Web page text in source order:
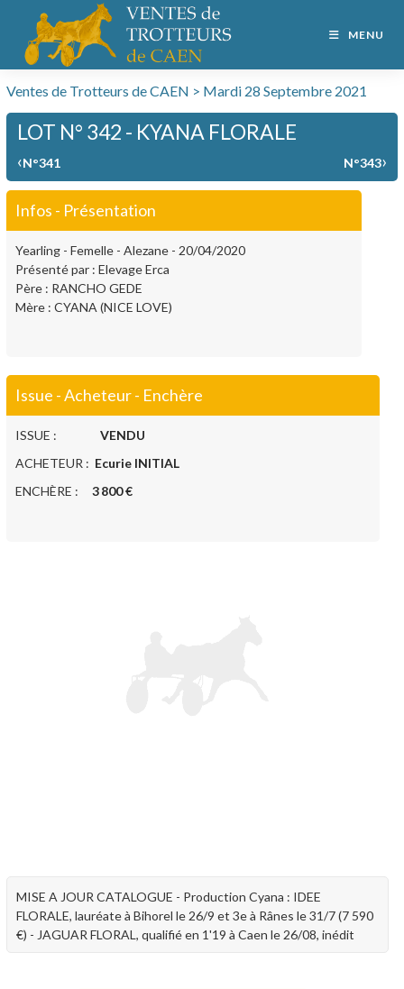
MENU
Ventes de Trotteurs de CAEN > Mardi 28 Septembre 2021
LOT N° 342 - KYANA FLORALE
‹N°341 N°343›
Infos - Présentation
Yearling - Femelle - Alezane - 20/04/2020
Présenté par : Elevage Erca
Père : RANCHO GEDE
Mère : CYANA (NICE LOVE)
Issue - Acheteur - Enchère
ISSUE : VENDU
ACHETEUR : Ecurie INITIAL
ENCHÈRE : 3 800 €
MISE A JOUR CATALOGUE - Production Cyana : IDEE
FLORALE, lauréate à Bihorel le 26/9 et 3e à Rânes le 31/7 (7 590
€) - JAGUAR FLORAL, qualifié en 1'19 à Caen le 26/08, inédit